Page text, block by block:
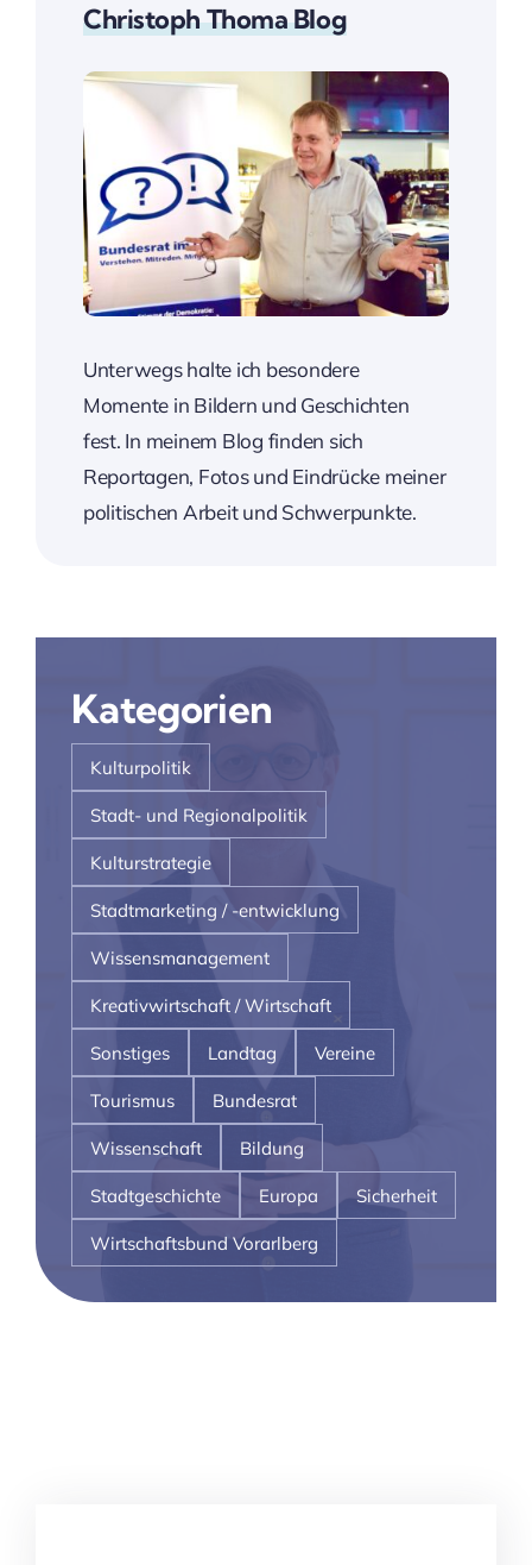
Christoph Thoma Blog
Unterwegs halte ich besondere
Momente in Bildern und Geschichten
fest. In meinem Blog finden sich
Reportagen, Fotos und Eindrücke meiner
politischen Arbeit und Schwerpunkte.
Kategorien
Kulturpolitik
Stadt- und Regionalpolitik
Kulturstrategie
Stadtmarketing / -entwicklung
Wissensmanagement
Kreativwirtschaft / Wirtschaft
Sonstiges Landtag Vereine
Tourismus Bundesrat
Wissenschaft Bildung
Stadtgeschichte Europa Sicherheit
Wirtschaftsbund Vorarlberg